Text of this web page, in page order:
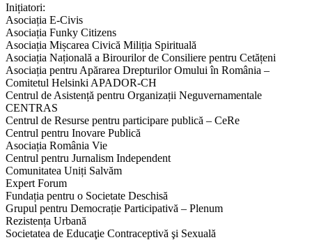
Inițiatori:
Asociația E-Civis
Asociația Funky Citizens
Asociația Mișcarea Civică Miliția Spirituală
Asociația Națională a Birourilor de Consiliere pentru Cetățeni
Asociația pentru Apărarea Drepturilor Omului în România –
Comitetul Helsinki APADOR-CH
Centrul de Asistență pentru Organizații Neguvernamentale
CENTRAS
Centrul de Resurse pentru participare publică – CeRe
Centrul pentru Inovare Publică
Asociația România Vie
Centrul pentru Jurnalism Independent
Comunitatea Uniți Salvăm
Expert Forum
Fundația pentru o Societate Deschisă
Grupul pentru Democrație Participativă – Plenum
Rezistența Urbană
Societatea de Educaţie Contraceptivă şi Sexuală